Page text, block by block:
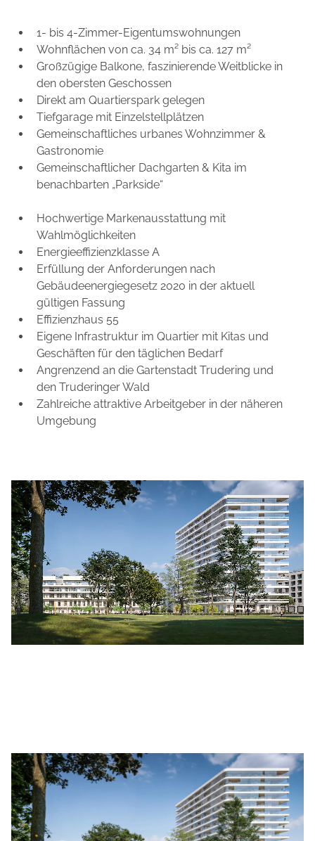
1- bis 4-Zimmer-Eigentumswohnungen
Wohnflächen von ca. 34 m² bis ca. 127 m²
Großzügige Balkone, faszinierende Weitblicke in
den obersten Geschossen
Direkt am Quartierspark gelegen
Tiefgarage mit Einzelstellplätzen
Gemeinschaftliches urbanes Wohnzimmer &
Gastronomie
Gemeinschaftlicher Dachgarten & Kita im
benachbarten „Parkside“
Hochwertige Markenausstattung mit
Wahlmöglichkeiten
Energieeffizienzklasse A
Erfüllung der Anforderungen nach
Gebäudeenergiegesetz 2020 in der aktuell
gültigen Fassung
Effizienzhaus 55
Eigene Infrastruktur im Quartier mit Kitas und
Geschäften für den täglichen Bedarf
Angrenzend an die Gartenstadt Trudering und
den Truderinger Wald
Zahlreiche attraktive Arbeitgeber in der näheren
Umgebung